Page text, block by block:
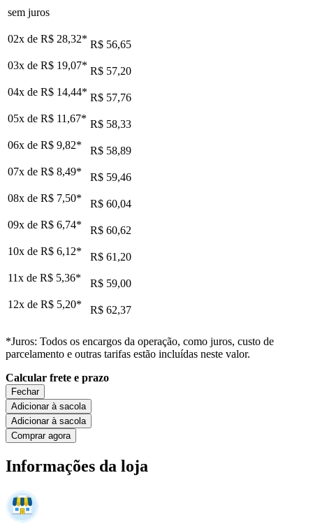
sem juros
02x de R$ 28,32* R$ 56,65
03x de R$ 19,07* R$ 57,20
04x de R$ 14,44* R$ 57,76
05x de R$ 11,67* R$ 58,33
06x de R$ 9,82*
R$ 58,89
07x de R$ 8,49*
R$ 59,46
08x de R$ 7,50*
R$ 60,04
09x de R$ 6,74*
R$ 60,62
10x de R$ 6,12*
R$ 61,20
11x de R$ 5,36*
R$ 59,00
12x de R$ 5,20* R$ 62,37
*Juros: Todos os encargos da operação, como juros, custo de
parcelamento e outras tarifas estão incluídas neste valor.
Calcular frete e prazo
Fechar
Adicionar à sacola
Adicionar à sacola
Comprar agora
Informações da loja